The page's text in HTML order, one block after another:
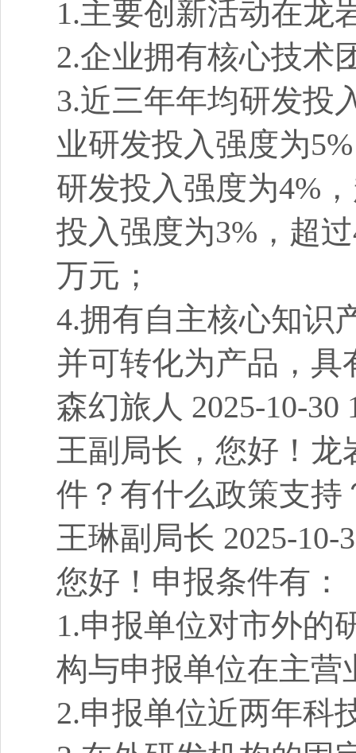
1.主要创新活动在龙
2.企业拥有核心技术
3.近三年年均研发投
业研发投入强度为
研发投入强度为4%
投入强度为3%，超
万元；
4.拥有自主核心知识
并可转化为产品，
森幻旅人 2025-10-30
王副局长，您好！龙
件？有什么政策支持
王琳副局长 2025-10-
您好！申报条件有：
1.申报单位对市外的
构与申报单位在主营
2.申报单位近两年科